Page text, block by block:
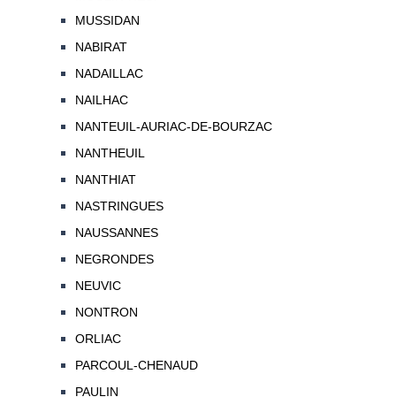
MUSSIDAN
NABIRAT
NADAILLAC
NAILHAC
NANTEUIL-AURIAC-DE-BOURZAC
NANTHEUIL
NANTHIAT
NASTRINGUES
NAUSSANNES
NEGRONDES
NEUVIC
NONTRON
ORLIAC
PARCOUL-CHENAUD
PAULIN